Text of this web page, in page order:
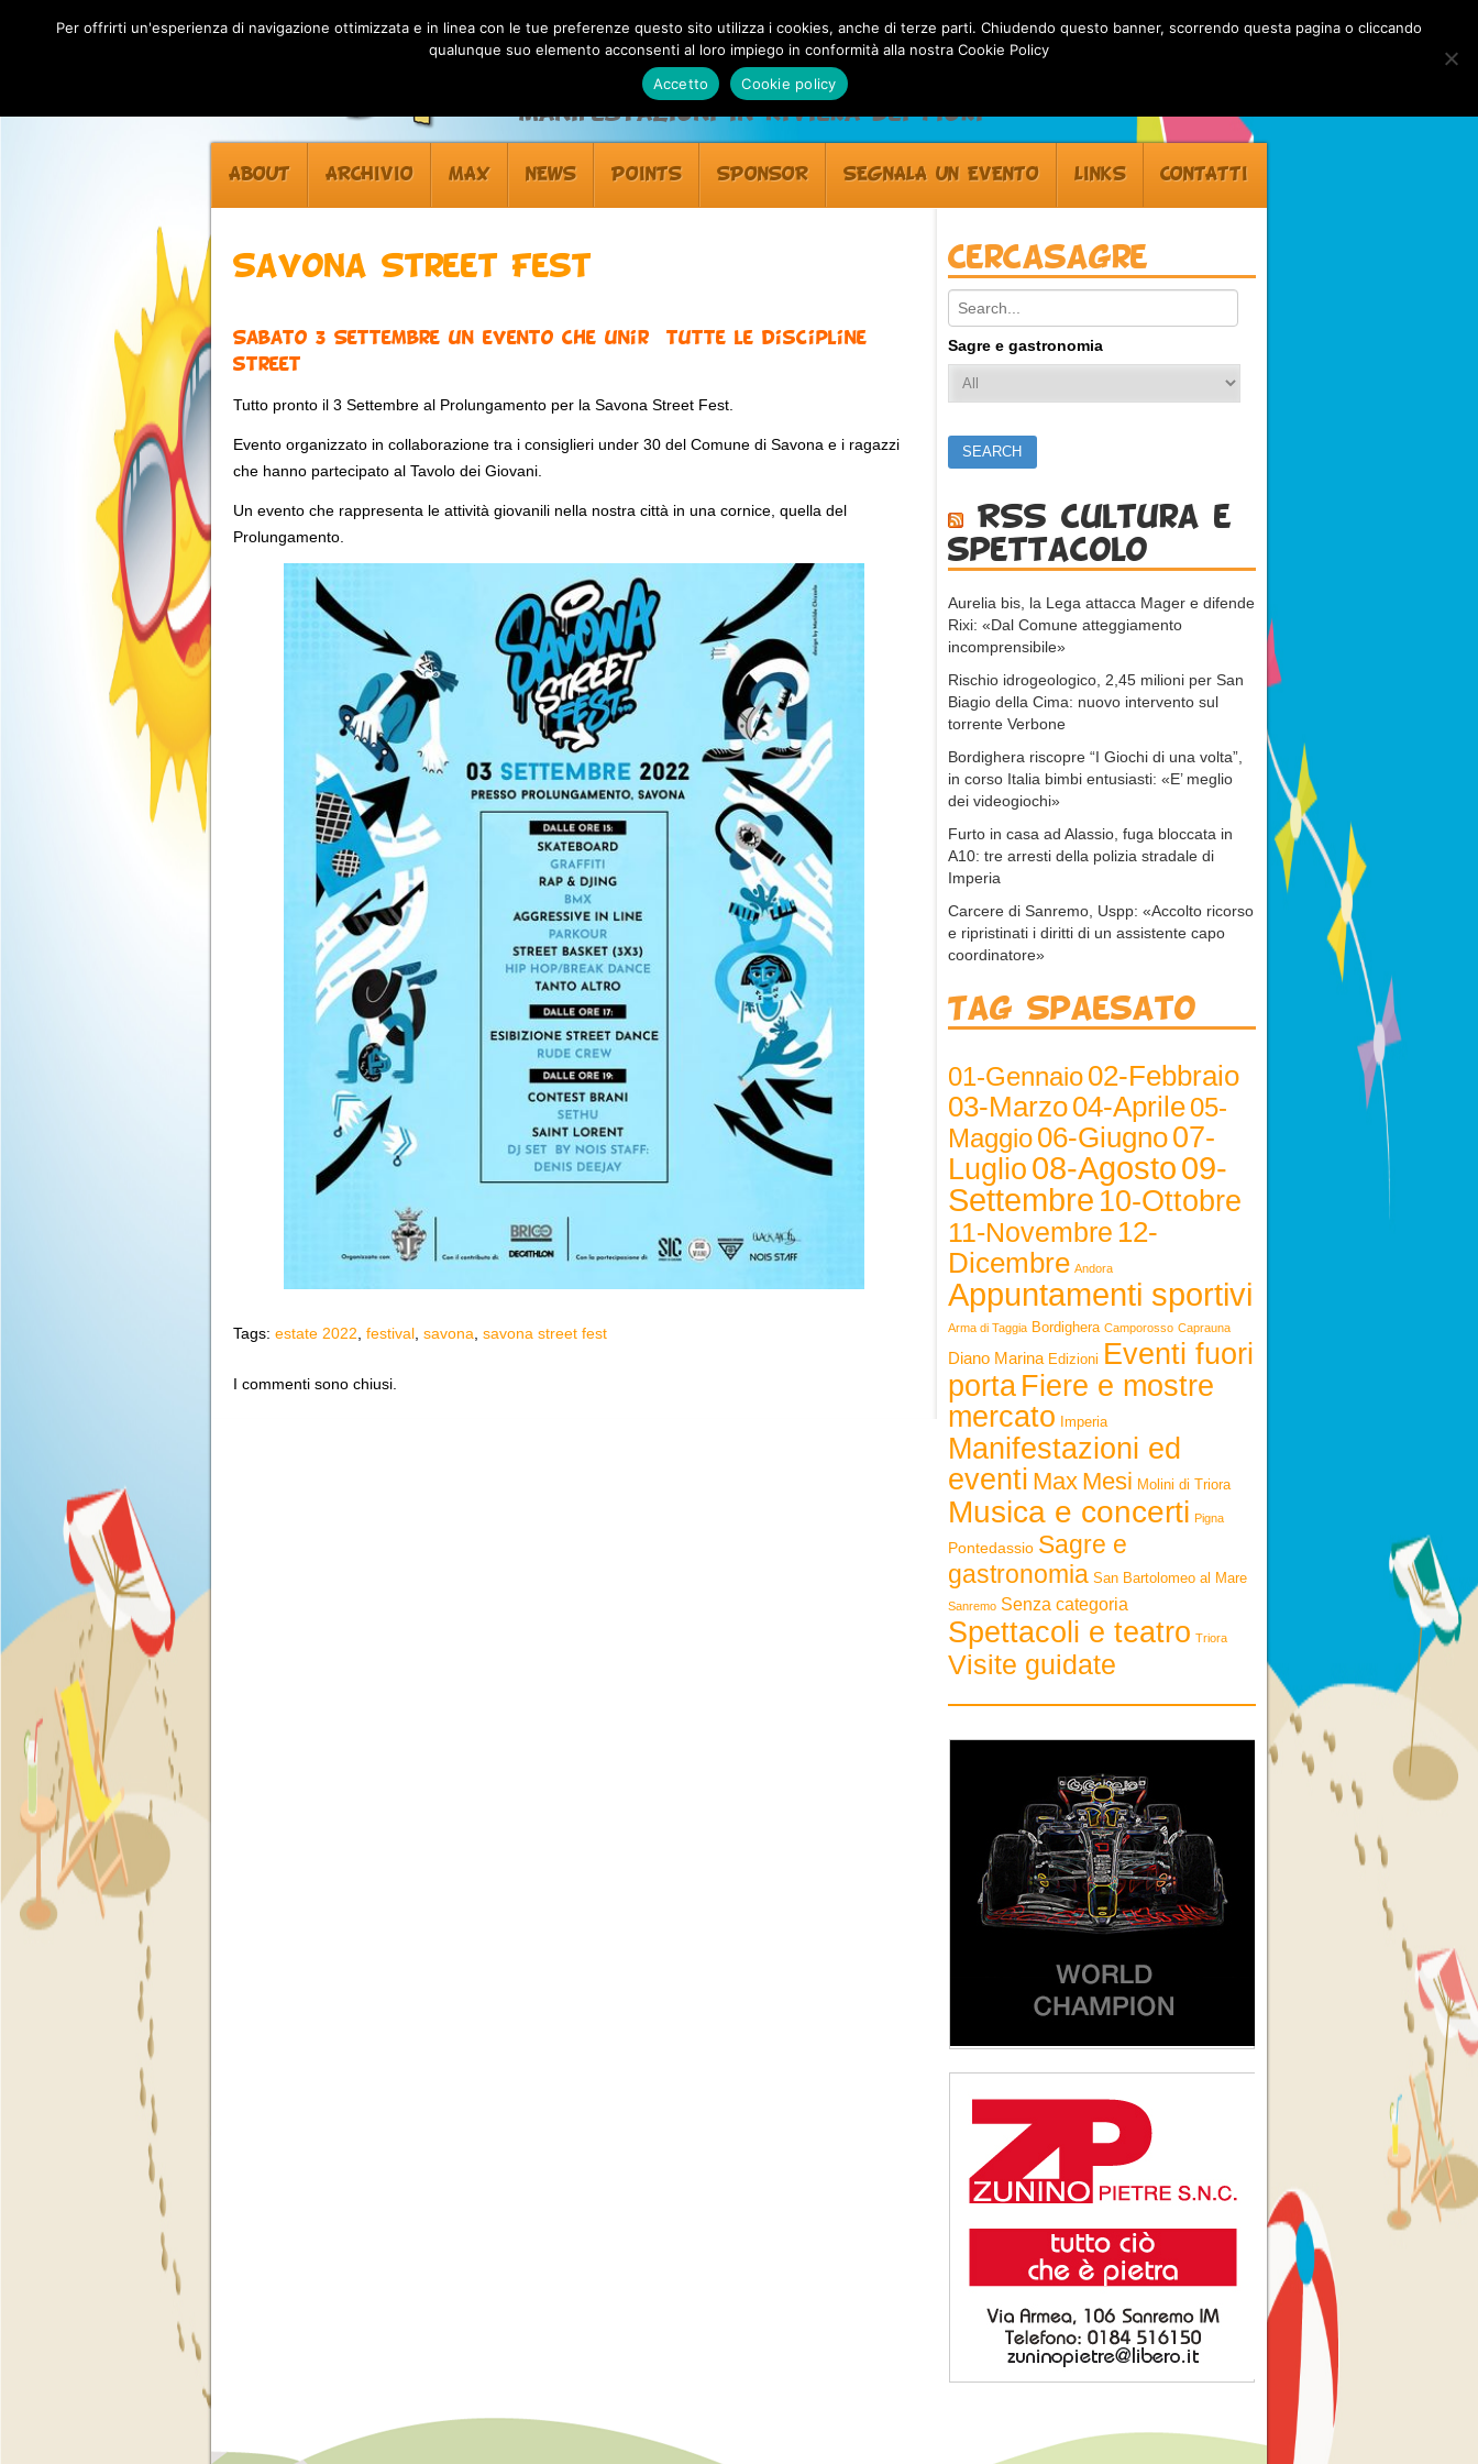
Manifestazioni in Riviera dei Fiori
ABOUT ARCHIVIO MAX NEWS POINTS SPONSOR SEGNALA UN EVENTO LINKS CONTATTI
Savona Street Fest
Sabato 3 Settembre un evento che unirà tutte le discipline
street
Tutto pronto il 3 Settembre al Prolungamento per la Savona Street Fest.
Evento organizzato in collaborazione tra i consiglieri under 30 del Comune di Savona e i ragazzi
che hanno partecipato al Tavolo dei Giovani.
Un evento che rappresenta le attività giovanili nella nostra città in una cornice, quella del
Prolungamento.
Tags: estate 2022 festival savona savona street fest
I commenti sono chiusi.
Cercasagre
Search:
Sagre e gastronomia
RSS cultura e
spettacolo
Aurelia bis, la Lega attacca Mager e difende
Rixi: «Dal Comune atteggiamento
incomprensibile»
Rischio idrogeologico, 2,45 milioni per San
Biagio della Cima: nuovo intervento sul
torrente Verbone
Bordighera riscopre “I Giochi di una volta”,
in corso Italia bimbi entusiasti: «E’ meglio
dei videogiochi»
Furto in casa ad Alassio, fuga bloccata in
A10: tre arresti della polizia stradale di
Imperia
Carcere di Sanremo, Uspp: «Accolto ricorso
e ripristinati i diritti di un assistente capo
coordinatore»
Tag Spaesato
01-Gennaio02-Febbraio
03-Marzo04-Aprile05-
Maggio06-Giugno07-
Luglio 08-Agosto09-
Settembre 10-Ottobre
11-Novembre 12-
Dicembre Andora
Appuntamenti sportivi
Arma di Taggia Bordighera Camporosso Caprauna
Diano Marina Edizioni Eventi fuori
porta Fiere e mostre
mercato
Imperia
Manifestazioni ed
eventi Max Mesi Molini di Triora
Musica e concerti Pigna
Pontedassio Sagre e
gastronomia San Bartolomeo al Mare
Sanremo Senza categoria
Spettacoli e teatro Triora
Visite guidate
Per offrirti un'esperienza di navigazione ottimizzata e in linea con le tue preferenze questo sito utilizza i cookies, anche di terze parti. Chiudendo questo banner, scorrendo questa pagina o cliccando
qualunque suo elemento acconsenti al loro impiego in conformità alla nostra Cookie Policy
Accetto
Cookie policy